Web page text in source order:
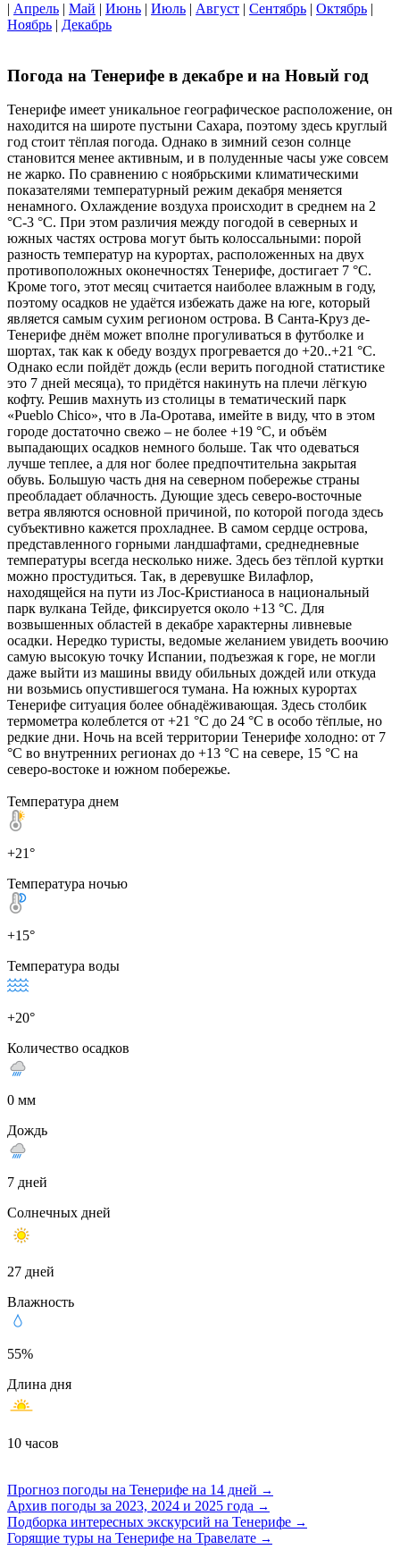
| Апрель | Май | Июнь | Июль | Август | Сентябрь | Октябрь |
Ноябрь | Декабрь
Погода на Тенерифе в декабре и на Новый год
Тенерифе имеет уникальное географическое расположение, он
находится на широте пустыни Сахара, поэтому здесь круглый
год стоит тёплая погода. Однако в зимний сезон солнце
становится менее активным, и в полуденные часы уже совсем
не жарко. По сравнению с ноябрьскими климатическими
показателями температурный режим декабря меняется
ненамного. Охлаждение воздуха происходит в среднем на 2
°С-3 °С. При этом различия между погодой в северных и
южных частях острова могут быть колоссальными: порой
разность температур на курортах, расположенных на двух
противоположных оконечностях Тенерифе, достигает 7 °С.
Кроме того, этот месяц считается наиболее влажным в году,
поэтому осадков не удаётся избежать даже на юге, который
является самым сухим регионом острова. В Санта-Круз де-
Тенерифе днём может вполне прогуливаться в футболке и
шортах, так как к обеду воздух прогревается до +20..+21 °С.
Однако если пойдёт дождь (если верить погодной статистике
это 7 дней месяца), то придётся накинуть на плечи лёгкую
кофту. Решив махнуть из столицы в тематический парк
«Pueblo Chico», что в Ла-Оротава, имейте в виду, что в этом
городе достаточно свежо – не более +19 °С, и объём
выпадающих осадков немного больше. Так что одеваться
лучше теплее, а для ног более предпочтительна закрытая
обувь. Большую часть дня на северном побережье страны
преобладает облачность. Дующие здесь северо-восточные
ветра являются основной причиной, по которой погода здесь
субъективно кажется прохладнее. В самом сердце острова,
представленного горными ландшафтами, среднедневные
температуры всегда несколько ниже. Здесь без тёплой куртки
можно простудиться. Так, в деревушке Вилафлор,
находящейся на пути из Лос-Кристианоса в национальный
парк вулкана Тейде, фиксируется около +13 °С. Для
возвышенных областей в декабре характерны ливневые
осадки. Нередко туристы, ведомые желанием увидеть воочию
самую высокую точку Испании, подъезжая к горе, не могли
даже выйти из машины ввиду обильных дождей или откуда
ни возьмись опустившегося тумана. На южных курортах
Тенерифе ситуация более обнадёживающая. Здесь столбик
термометра колеблется от +21 °С до 24 °С в особо тёплые, но
редкие дни. Ночь на всей территории Тенерифе холодно: от 7
°С во внутренних регионах до +13 °С на севере, 15 °С на
северо-востоке и южном побережье.
Температура днем
+21°
Температура ночью
+15°
Температура воды
+20°
Количество осадков
0 мм
Дождь
7 дней
Солнечных дней
27 дней
Влажность
55%
Длина дня
10 часов
Прогноз погоды на Тенерифе на 14 дней →
Архив погоды за 2023, 2024 и 2025 годa →
Подборка интересных экскурсий на Тенерифе →
Горящие туры на Тенерифе на Травелате →